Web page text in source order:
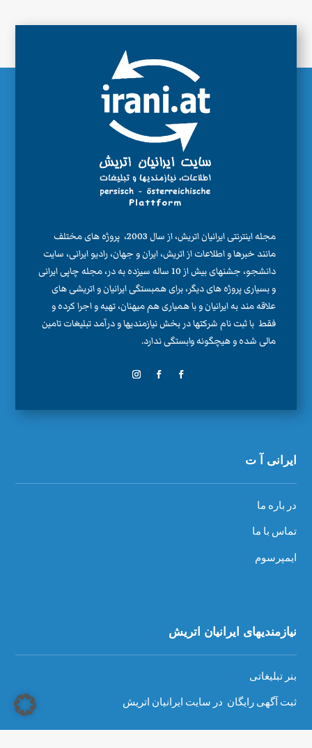
مجله اینترنتی ایرانیان اتریش، از سال 2003، پروژه های مختلف
مانند خبرها و اطلاعات از اتریش، ایران و جهان، رادیو ایرانی، سایت
دانشجو، جشنهای بیش از 10 ساله سیزده به در، مجله چاپی ایرانی
و بسیاری پروژه های دیگر، برای همبستگی ایرانیان و اتریشی های
علاقه مند به ایرانیان و با همیاری هم میهنان، تهیه و اجرا کرده و
فقط با ثبت نام شرکتها در بخش نیازمندیها و درآمد تبلیغات تامین
مالی شده و هیچگونه وابستگی ندارد.
ایرانی آ ت
در باره ما
تماس با ما
ایمپرسوم
نیازمندیهای ایرانیان اتریش
بنر تبلیغاتی
ثبت آگهی رایگان در سایت ایرانیان اتریش